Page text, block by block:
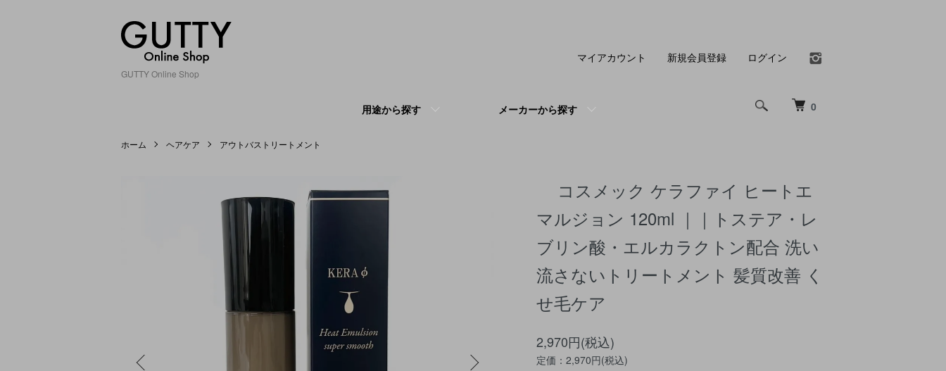
GUTTY Online Shop
0
用途から探す メーカーから探す
マイアカウント 新規会員登録 ログイン
ホーム ヘアケア アウトバストリートメント
コスメック ケラファイ ヒートエ
マルジョン 120ml ｜｜トステア・レ
ブリン酸・エルカラクトン配合 洗い
流さないトリートメント 髪質改善 く
せ毛ケア
2,970円(税込)
定価：2,970円(税込)